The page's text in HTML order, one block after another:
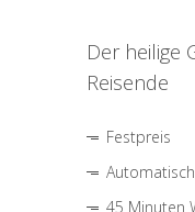
Der heilige
Reisende
Festpreis
45 Minuten